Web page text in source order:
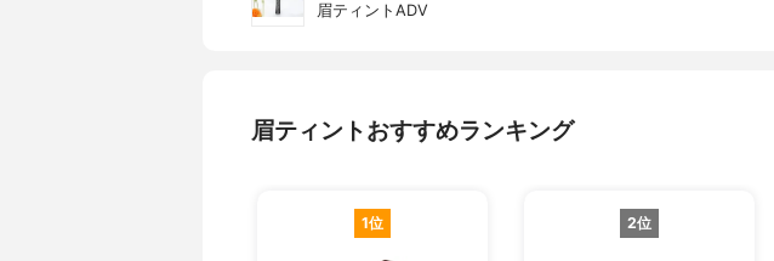
眉ティントADV
眉ティントおすすめランキング
1位 2位